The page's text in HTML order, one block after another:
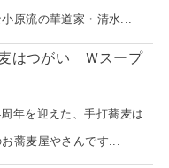
原流の華道家・清水...
麦はつがい Ｗスープ
年を迎えた、手打蕎麦は
蕎麦屋やさんです...